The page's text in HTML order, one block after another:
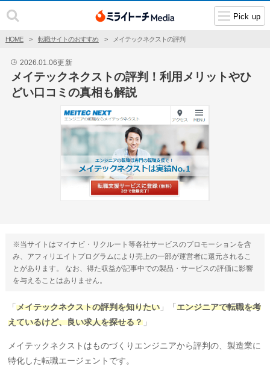
Pick up
HOME 転職サイトのおすすめ メイテックネクストの評判
🕒 2026.01.06更新
メイテックネクストの評判！利用メリットやひ
どい口コミの真相も解説
※当サイトはマイナビ・リクルート等各社サービスのプロモーションを含
み、アフィリエイトプログラムにより売上の一部が運営者に還元されるこ
とがあります。 なお、得た収益が記事中での製品・サービスの評価に影響
を与えることはありません。
「メイテックネクストの評判を知りたい 」「エンジニアで転職を考
えているけど、良い求人を探せる？ 」
メイテックネクストはものづくりエンジニアから評判の、製造業に
特化した転職エージェントです。